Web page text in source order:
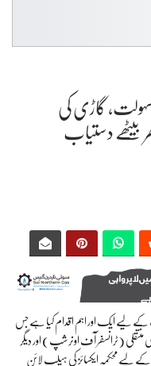
سہولت, گاڑی کی
بیٹھے دستیاب
کے لیے ایک اور اہم اقدام کیا ہے جس
(ٹرانسفر آف اونرشپ) اور دیگر
لیے محکمہ ایکسائز کی ہیلپ لائن